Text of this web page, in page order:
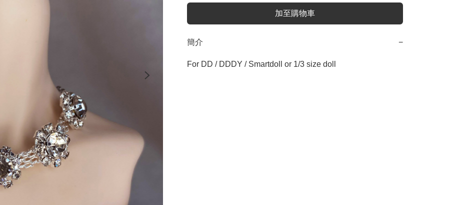
加至購物車
簡介 −
For DD / DDDY / Smartdoll or 1/3 size doll